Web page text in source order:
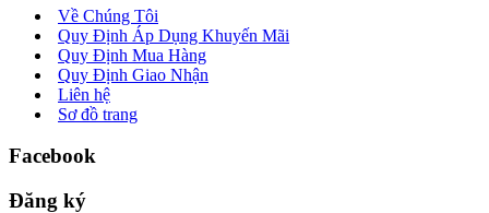
Về Chúng Tôi
Quy Định Áp Dụng Khuyến Mãi
Quy Định Mua Hàng
Quy Định Giao Nhận
Liên hệ
Sơ đồ trang
Facebook
Đăng ký